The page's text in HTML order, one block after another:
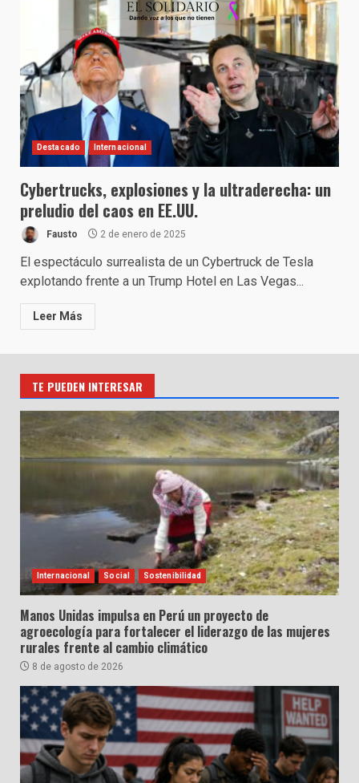
Destacado Internacional
Cybertrucks, explosiones y la ultraderecha: un
preludio del caos en EE.UU.
Fausto 2 de enero de 2025
El espectáculo surrealista de un Cybertruck de Tesla
explotando frente a un Trump Hotel en Las Vegas...
Leer Más
TE PUEDEN INTERESAR
Internacional Social Sostenibilidad
Manos Unidas impulsa en Perú un proyecto de
agroecología para fortalecer el liderazgo de las mujeres
rurales frente al cambio climático
8 de agosto de 2026